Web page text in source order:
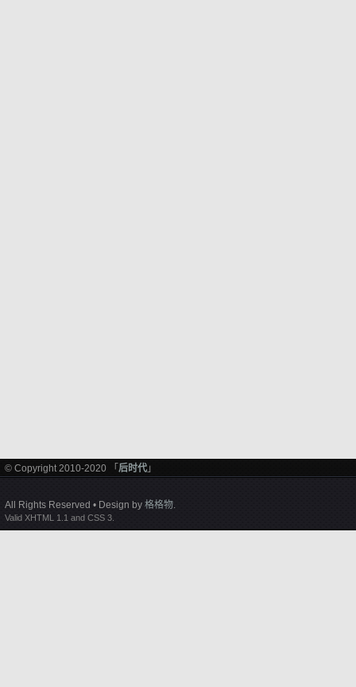
© Copyright 2010-2020 「 后时代 」
All Rights Reserved • Design by 格格物.
Valid XHTML 1.1 and CSS 3.